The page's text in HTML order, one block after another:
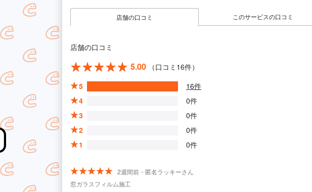
店舗の口コミ このサービスの口コミ
店舗の口コミ
5.00
（口コミ16件）
5
16件
4
0件
3
0件
2
0件
1
0件
2週間前・匿名ラッキーさん
窓ガラスフィルム施工